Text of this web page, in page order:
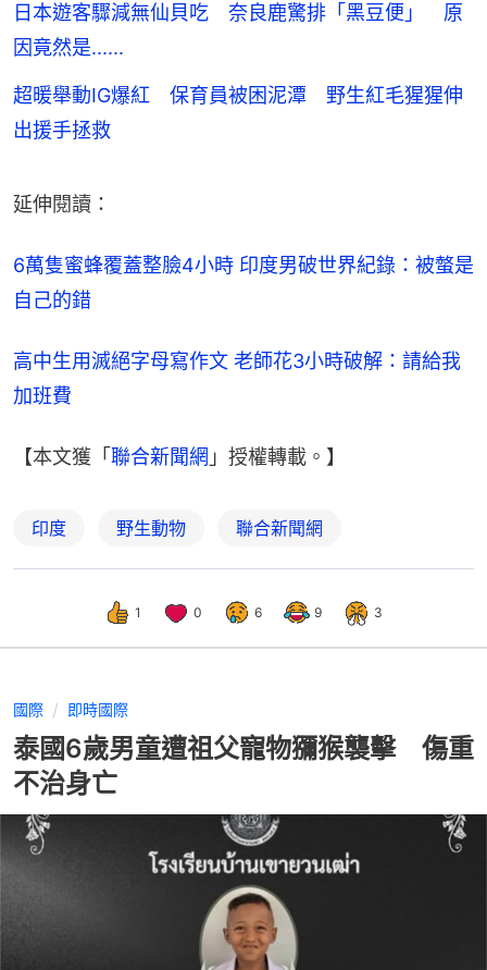
日本遊客驟減無仙貝吃 奈良鹿驚排「黑豆便」 原
因竟然是......
超暖舉動IG爆紅 保育員被困泥潭 野生紅毛猩猩伸
出援手拯救
延伸閱讀：
6萬隻蜜蜂覆蓋整臉4小時 印度男破世界紀錄：被螫是
自己的錯
高中生用滅絕字母寫作文 老師花3小時破解：請給我
加班費
【本文獲「 聯合新聞網 」授權轉載。】
印度 野生動物 聯合新聞網
1 0 6 9 3
國際 即時國際
泰國6歲男童遭祖父寵物獼猴襲擊 傷重
不治身亡